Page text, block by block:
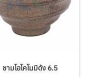
ชามโอโคโนมิด้ง 6.5